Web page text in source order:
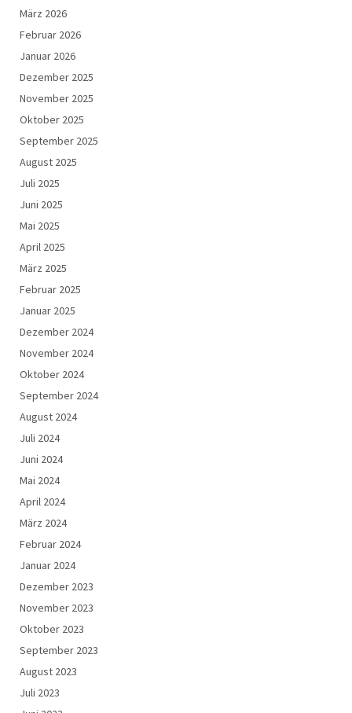
März 2026
Februar 2026
Januar 2026
Dezember 2025
November 2025
Oktober 2025
September 2025
August 2025
Juli 2025
Juni 2025
Mai 2025
April 2025
März 2025
Februar 2025
Januar 2025
Dezember 2024
November 2024
Oktober 2024
September 2024
August 2024
Juli 2024
Juni 2024
Mai 2024
April 2024
März 2024
Februar 2024
Januar 2024
Dezember 2023
November 2023
Oktober 2023
September 2023
August 2023
Juli 2023